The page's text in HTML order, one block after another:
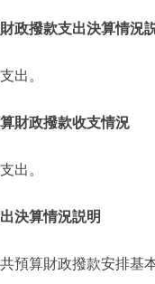
政撥款支出決算情況
出。
財政撥款收支情況
出。
決算情況説明
預算財政撥款安排基